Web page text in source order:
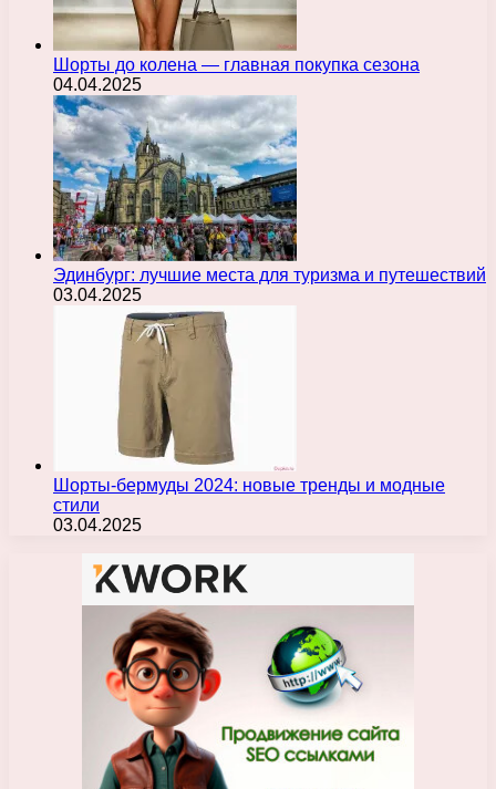
Шорты до колена — главная покупка сезона
04.04.2025
Эдинбург: лучшие места для туризма и путешествий
03.04.2025
Шорты-бермуды 2024: новые тренды и модные
стили
03.04.2025